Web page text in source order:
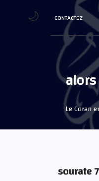
CONTACTEZ
Le Coran
sourate
🌙